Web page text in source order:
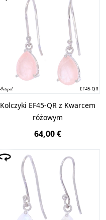
Kolczyki EF45-QR z Kwarcem
różowym
64,00 €